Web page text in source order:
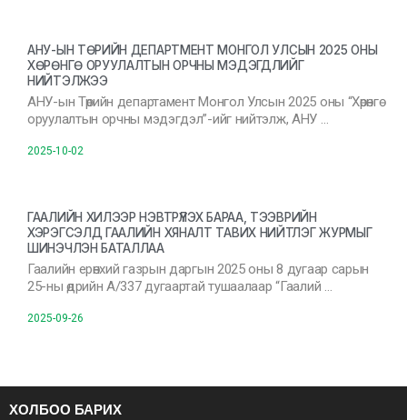
АНУ-ЫН ТӨРИЙН ДЕПАРТМЕНТ МОНГОЛ УЛСЫН 2025 ОНЫ
ХӨРӨНГӨ ОРУУЛАЛТЫН ОРЧНЫ МЭДЭГДЛИЙГ
НИЙТЭЛЖЭЭ
АНУ-ын Төрийн департамент Монгол Улсын 2025 оны “Хөрөнгө
оруулалтын орчны мэдэгдэл”-ийг нийтэлж, АНУ …
2025-10-02
ГААЛИЙН ХИЛЭЭР НЭВТРҮҮЛЭХ БАРАА, ТЭЭВРИЙН
ХЭРЭГСЭЛД ГААЛИЙН ХЯНАЛТ ТАВИХ НИЙТЛЭГ ЖУРМЫГ
ШИНЭЧЛЭН БАТАЛЛАА
Гаалийн ерөнхий газрын даргын 2025 оны 8 дугаар сарын
25-ны өдрийн А/337 дугаартай тушаалаар “Гаалий …
2025-09-26
ХОЛБОО БАРИХ